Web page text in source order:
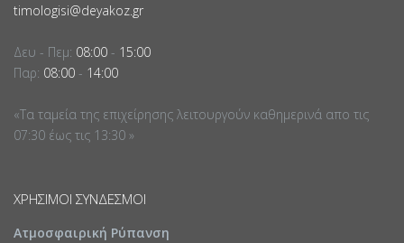
timologisi@deyakoz.gr
Δευ - Πεμ: 08:00 - 15:00
Παρ: 08:00 - 14:00
«Τα ταμεία της επιχείρησης λειτουργούν καθημερινά απο τις
07:30 έως τις 13:30 »
ΧΡΉΣΙΜΟΙ ΣΎΝΔΕΣΜΟΙ
Ατμοσφαιρική Ρύπανση